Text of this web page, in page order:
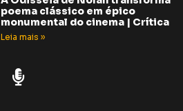
poema clássico em épico
monumental do cinema | Crítica
Leia mais »